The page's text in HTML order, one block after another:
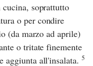
soprattutto
o per condire
(da marzo ad aprile)
o tritate finemente
aggiunta all'insalata. 5